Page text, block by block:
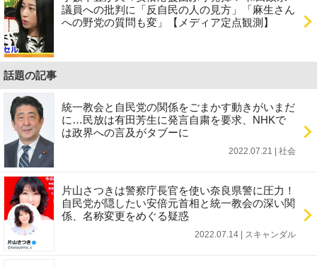
議員への批判に「反自民の人の見方」「麻生さん
への野党の質問も変」【メディア定点観測】
話題の記事
統一教会と自民党の関係をごまかす動きがいまだ
に…民放は有田芳生に発言自粛を要求、NHKで
は政界への言及がタブーに
2022.07.21 | 社会
片山さつきは警察庁長官を使い奈良県警に圧力！
自民党が隠したい安倍元首相と統一教会の深い関
係、名称変更をめぐる疑惑
2022.07.14 | スキャンダル